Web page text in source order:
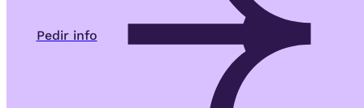
Pedir info